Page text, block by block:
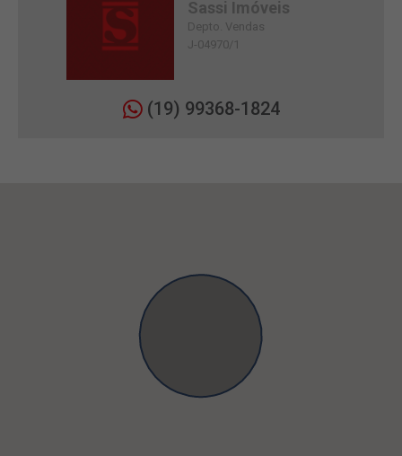
Sassi Imóveis
Depto. Vendas
J-04970/1
(19) 99368-1824